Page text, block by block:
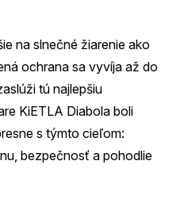
na slnečné žiarenie ako
ochrana sa vyvíja až do
tú najlepšiu
KiETLA Diabola boli
s týmto cieľom:
bezpečnosť a pohodlie